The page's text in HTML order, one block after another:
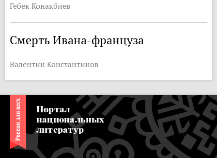
Гебек Конакбиев
Смерть Ивана-француза
Валентин Константинов
Портал
национальных
литератур